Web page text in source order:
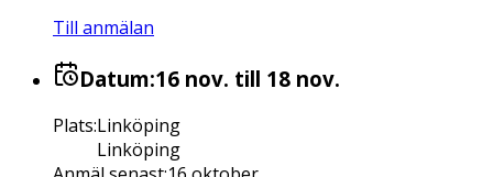
Till anmälan
Datum:16 nov. till 18 nov.
Plats:Linköping
Linköping